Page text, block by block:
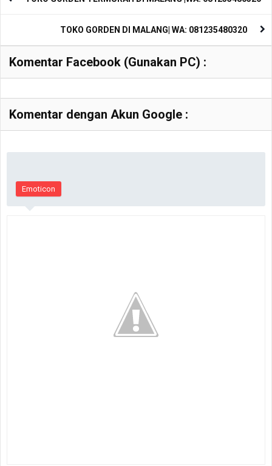
TOKO GORDEN DI MALANG| WA: 081235480320
Komentar Facebook (Gunakan PC) :
Komentar dengan Akun Google :
Emoticon